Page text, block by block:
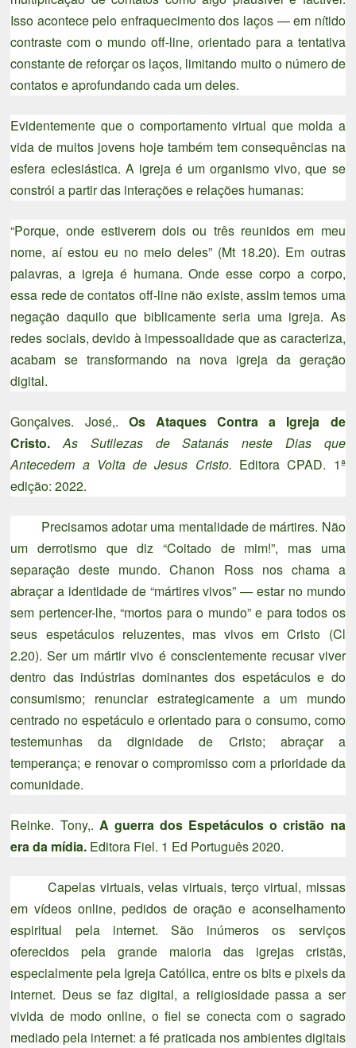
Isso acontece pelo enfraquecimento dos laços — em nítido
contraste com o mundo off-line, orientado para a tentativa
constante de reforçar os laços, limitando muito o número de
contatos e aprofundando cada um deles.
Evidentemente que o comportamento virtual que molda a
vida de muitos jovens hoje também tem consequências na
esfera eclesiástica. A igreja é um organismo vivo, que se
constrói a partir das interações e relações humanas:
“Porque, onde estiverem dois ou três reunidos em meu
nome, aí estou eu no meio deles” (Mt 18.20). Em outras
palavras, a igreja é humana. Onde esse corpo a corpo,
essa rede de contatos off-line não existe, assim temos uma
negação daquilo que biblicamente seria uma igreja. As
redes sociais, devido à impessoalidade que as caracteriza,
acabam se transformando na nova igreja da geração
digital.
Gonçalves. José,. Os Ataques Contra a Igreja de
Cristo.
As Sutilezas de Satanás neste Dias que
Antecedem a Volta de Jesus Cristo. Editora CPAD. 1ª
edição: 2022.
Precisamos adotar uma mentalidade de mártires. Não
um derrotismo que diz “Coitado de mim!”, mas uma
separação deste mundo. Chanon Ross nos chama a
abraçar a identidade de “mártires vivos” — estar no mundo
sem pertencer-lhe, “mortos para o mundo” e para todos os
seus espetáculos reluzentes, mas vivos em Cristo (Cl
2.20). Ser um mártir vivo é conscientemente recusar viver
dentro das indústrias dominantes dos espetáculos e do
consumismo; renunciar estrategicamente a um mundo
centrado no espetáculo e orientado para o consumo, como
testemunhas da dignidade de Cristo; abraçar a
temperança; e renovar o compromisso com a prioridade da
comunidade.
Reinke. Tony,. A guerra dos Espetáculos o cristão na
era da mídia. Editora Fiel. 1 Ed Português 2020.
Capelas virtuais, velas virtuais, terço virtual, missas
em vídeos online, pedidos de oração e aconselhamento
espiritual pela internet. São inúmeros os serviços
oferecidos pela grande maioria das igrejas cristãs,
especialmente pela Igreja Católica, entre os bits e pixels da
internet. Deus se faz digital, a religiosidade passa a ser
vivida de modo online, o fiel se conecta com o sagrado
mediado pela internet: a fé praticada nos ambientes digitais